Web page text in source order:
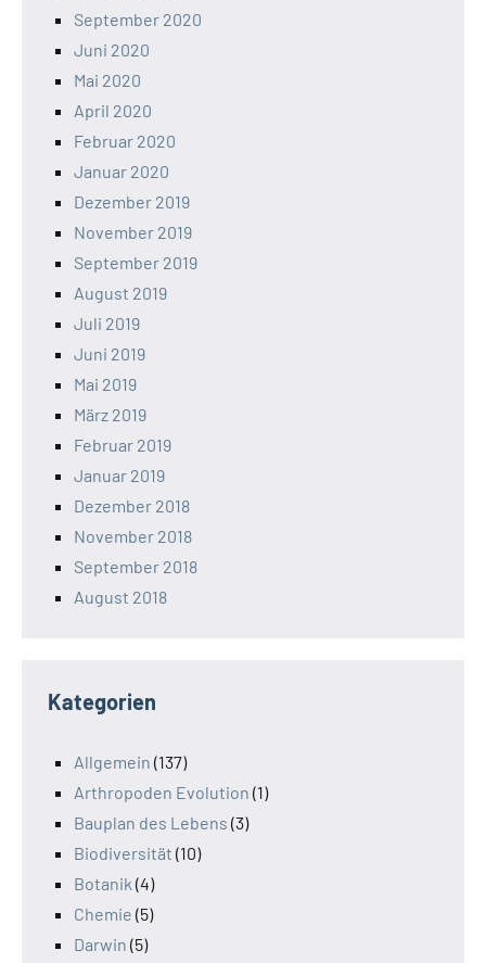
September 2020
Juni 2020
Mai 2020
April 2020
Februar 2020
Januar 2020
Dezember 2019
November 2019
September 2019
August 2019
Juli 2019
Juni 2019
Mai 2019
März 2019
Februar 2019
Januar 2019
Dezember 2018
November 2018
September 2018
August 2018
Kategorien
Allgemein (137)
Arthropoden Evolution (1)
Bauplan des Lebens (3)
Biodiversität (10)
Botanik (4)
Chemie (5)
Darwin (5)